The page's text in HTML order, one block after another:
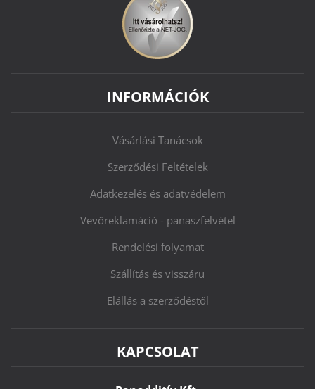
INFORMÁCIÓK
Vásárlási Tanácsok
Szerződési Feltételek
Adatkezelés és adatvédelem
Vevőreklamáció - panaszfelvétel
Rendelési folyamat
Szállítás és visszáru
Elállás a szerződéstől
KAPCSOLAT